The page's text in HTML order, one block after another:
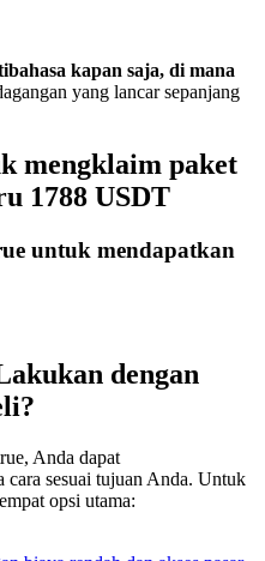
kapan saja, di mana
yang lancar sepanjang
mengklaim paket
1788 USDT
untuk mendapatkan
dengan
Anda dapat
cara sesuai tujuan Anda. Untuk
opsi utama: